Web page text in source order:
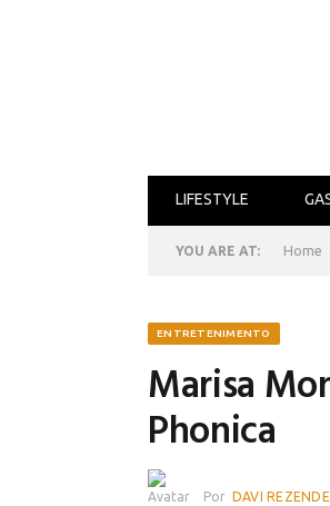
LIFESTYLE
YOU ARE AT: Home
ENTRETENIMENTO
Marisa
Phonica
Por DAVI REZENDE